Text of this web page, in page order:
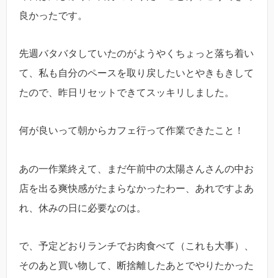
良かったです。
先週バタバタしていたのがようやくちょっと落ち着い
て、私も自分のペースを取り戻したいとやきもきして
たので、昨日リセットできてスッキリしました。
何が良いって朝からカフェ行って作業できたこと！
あの一作業終えて、まだ午前中の太陽さんさんの中お
店を出る爽快感がたまらなかったわー、あれですよあ
れ、休みの日に必要なのは。
で、予定どおりランチでお肉食べて（これも大事）、
そのあと買い物して、断捨離したあとでやりたかった